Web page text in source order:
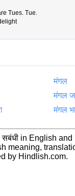
Tues. Tue.
मंगल
मंगल
मंगल
in English
meaning,
by Hindlish.com.